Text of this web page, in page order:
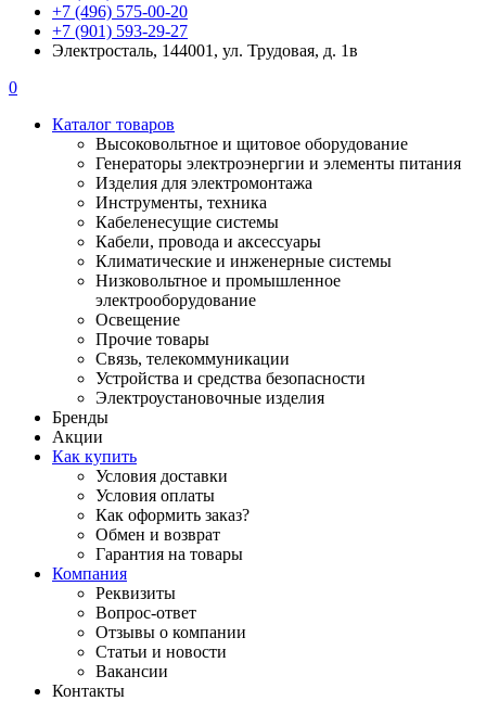
+7 (496) 575-00-20
+7 (901) 593-29-27
Электросталь, 144001, ул. Трудовая, д. 1в
0
Каталог товаров
Высоковольтное и щитовое оборудование
Генераторы электроэнергии и элементы питания
Изделия для электромонтажа
Инструменты, техника
Кабеленесущие системы
Кабели, провода и аксессуары
Климатические и инженерные системы
Низковольтное и промышленное
электрооборудование
Освещение
Прочие товары
Связь, телекоммуникации
Устройства и средства безопасности
Электроустановочные изделия
Бренды
Акции
Как купить
Условия доставки
Условия оплаты
Как оформить заказ?
Обмен и возврат
Гарантия на товары
Компания
Реквизиты
Вопрос-ответ
Отзывы о компании
Статьи и новости
Вакансии
Контакты